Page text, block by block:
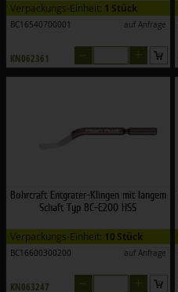
Verpackungs-Einheit: 1 Stück
BC16540700001 auf Anfrage
KN062361
Bohrcraft Entgrater-Klingen mit langem
Schaft Typ BC-E200 HSS
Verpackungs-Einheit: 10 Stück
BC16600300200 auf Anfrage
KN063247